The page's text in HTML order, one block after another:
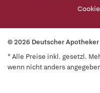
© 2026 Deutscher Apotheker
* Alle Preise inkl. gesetzl.
wenn nicht anders